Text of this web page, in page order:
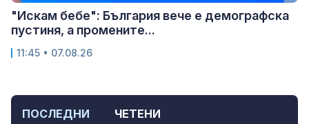
ПОСЛЕДНИ ЧЕТЕНИ
"Искам бебе": България вече е демографска
пустиня, а промените...
11:45 • 07.08.26